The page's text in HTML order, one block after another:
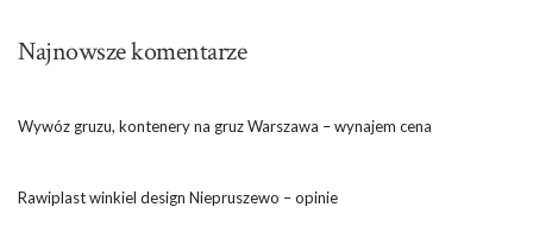
Najnowsze komentarze
Wywóz gruzu, kontenery na gruz Warszawa – wynajem cena
Rawiplast winkiel design Niepruszewo – opinie